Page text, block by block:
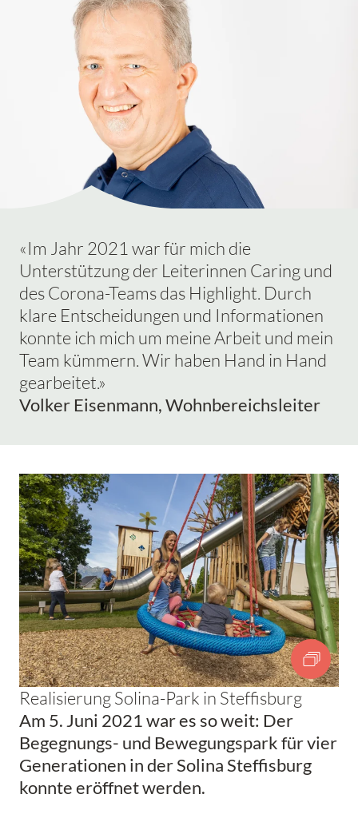
«Im Jahr 2021 war für mich die
Unterstützung der Leiterinnen Caring und
des Corona-Teams das Highlight. Durch
klare Entscheidungen und Informationen
konnte ich mich um meine Arbeit und mein
Team kümmern. Wir haben Hand in Hand
gearbeitet.»
Volker Eisenmann, Wohnbereichsleiter
Realisierung Solina-Park in Steffisburg
Am 5. Juni 2021 war es so weit: Der
Begegnungs- und Bewegungspark für vier
Generationen in der Solina Steffisburg
konnte eröffnet werden.